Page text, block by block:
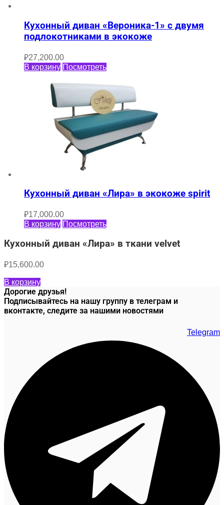
Кухонный диван «Вероника-1» с двумя
подлокотниками в экокоже
₽27,200.00
В корзину Посмотреть
Кухонный диван «Лира» в экокоже spirit
₽17,000.00
В корзину Посмотреть
Кухонный диван «Лира» в ткани velvet
₽15,600.00
В корзину
Дорогие друзья!
Подписывайтесь на нашу группу в телеграм и
вконтакте, следите за нашими новостями
Telegram